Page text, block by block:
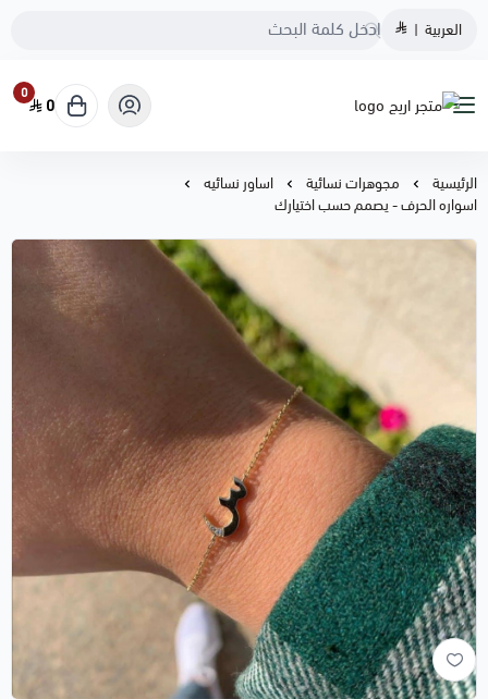
العربية |
متجر اريج
0
0
الرئيسية مجوهرات نسائية
اساور نسائيه
اسواره الحرف - يصمم حسب اختيارك